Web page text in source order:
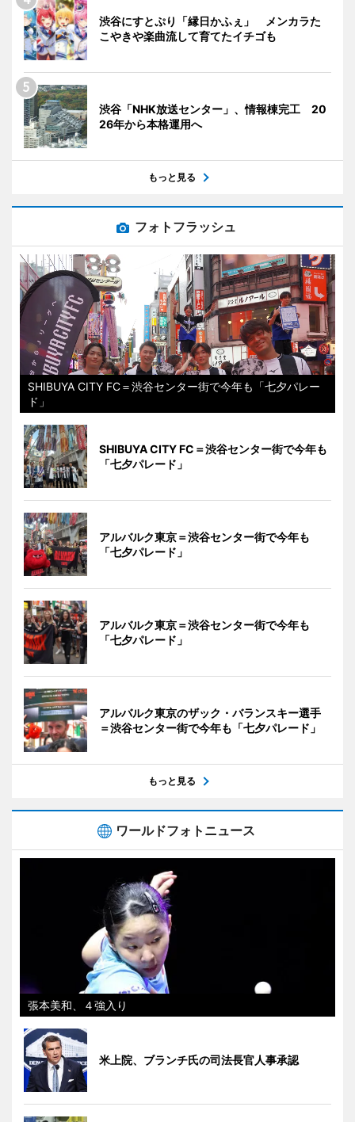
渋谷にすとぷり「縁日かふぇ」 メンカラた
こやきや楽曲流して育てたイチゴも
渋谷「NHK放送センター」、情報棟完工 20
26年から本格運用へ
もっと見る
フォトフラッシュ
SHIBUYA CITY FC＝渋谷センター街で今年も「七夕パレー
ド」
SHIBUYA CITY FC＝渋谷センター街で今年も
「七夕パレード」
アルバルク東京＝渋谷センター街で今年も
「七夕パレード」
アルバルク東京＝渋谷センター街で今年も
「七夕パレード」
アルバルク東京のザック・バランスキー選手
＝渋谷センター街で今年も「七夕パレード」
もっと見る
ワールドフォトニュース
張本美和、４強入り
米上院、ブランチ氏の司法長官人事承認